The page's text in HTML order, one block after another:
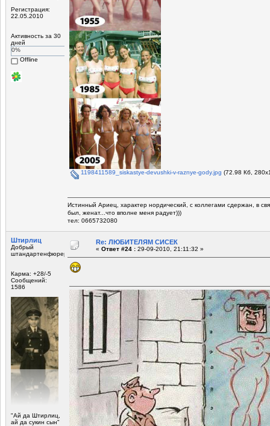
Регистрация:
22.05.2010
Активность за 30
дней
0%
Offline
1198411589_siskastye-devushki-v-raznye-gody.jpg (72.98 Кб,
Истинный Ариец, характер нордический, с коллегами сдержан, в
был, женат...что вполне меня радует)))
тел: 0665732080
Штирлиц
Добрый
штандартенфюрер
Карма: +28/-5
Сообщений:
1586
"Ай да Штирлиц,
ай да сукин сын"
Re: ЛЮБИТЕЛЯМ СИСЕК
« Ответ #24 : 29-09-2010, 21:11:32 »